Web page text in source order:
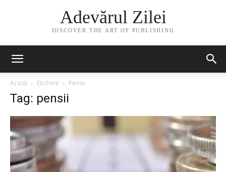
Adevărul Zilei
DISCOVER THE ART OF PUBLISHING
Acasă Etichete Pensii
Tag: pensii